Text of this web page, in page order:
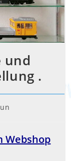
und
.
Webshop